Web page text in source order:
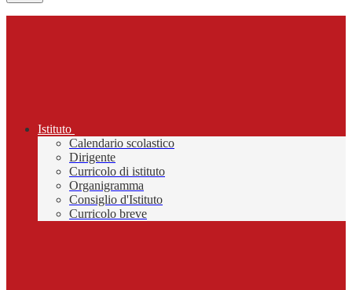
Istituto
Calendario scolastico
Dirigente
Curricolo di istituto
Organigramma
Consiglio d'Istituto
Curricolo breve